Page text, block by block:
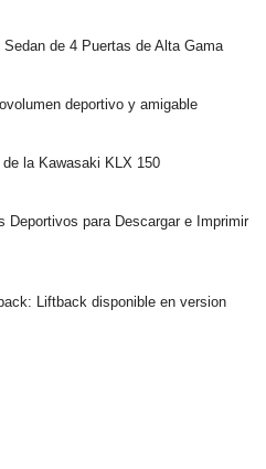
Sedan de 4 Puertas de Alta Gama
deportivo y amigable
la Kawasaki KLX 150
Deportivos para Descargar e Imprimir
Liftback disponible en version